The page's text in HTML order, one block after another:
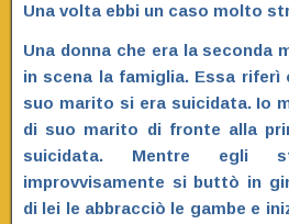
Una volta ebbi un caso molto
Una donna che era la seconda
in scena la famiglia. Essa riferì
suo marito si era suicidata. Io
di suo marito di fronte alla
suicidata. Mentre
improvvisamente si buttò in
di lei le abbracciò le gambe e